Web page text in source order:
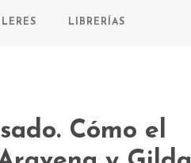
LIBRERÍAS
Cómo el